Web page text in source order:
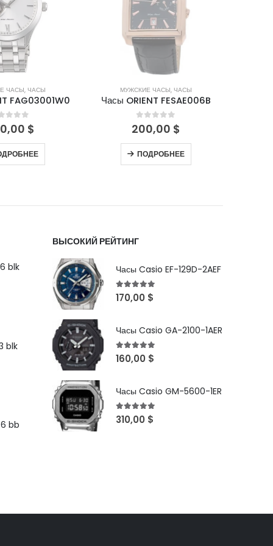
ЧАСЫ, ЧАСЫ
FAG03001W0
of 5
$
МУЖСКИЕ ЧАСЫ, ЧАСЫ
Часы ORIENT FESAE006B
0out of 5
200,00 $
ПОДРОБНЕЕ
blk
blk
bb
ВЫСОКИЙ РЕЙТИНГ
Часы Casio EF-129D-2AEF
5out of 5
170,00 $
Часы Casio GA-2100-1AER
5out of 5
160,00 $
Часы Casio GM-5600-1ER
5out of 5
310,00 $